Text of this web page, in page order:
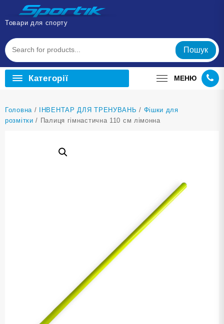
Перейти
вмісту
Товари для спорту
Пошук
Категорії МЕНЮ
Головна / ІНВЕНТАР ДЛЯ ТРЕНУВАНЬ / Фішки для
розмітки / Палиця гімнастична 110 см лімонна